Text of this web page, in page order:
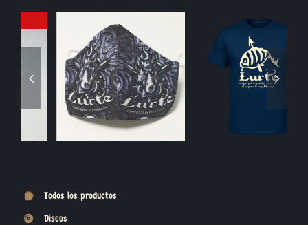
Blasón Piedra Moneda Jabalí
Todos los productos
Discos